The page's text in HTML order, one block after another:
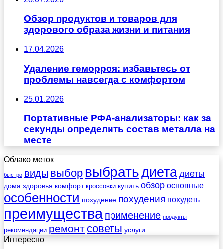
Обзор продуктов и товаров для
здорового образа жизни и питания
17.04.2026
Удаление геморроя: избавьтесь от
проблемы навсегда с комфортом
25.01.2026
Портативные РФА-анализаторы: как за
секунды определить состав металла на
месте
Облако меток
быстро виды выбор выбратьдиета диеты
дома здоровья комфорт кроссовки купить обзор основные
особенности похудение похудения похудеть
преимущества применение продукты
рекомендации ремонт советы услуги
Интересно